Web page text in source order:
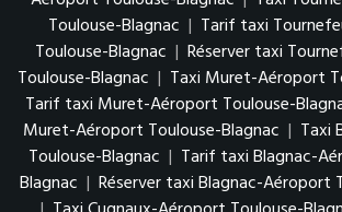
Toulouse-Blagnac | Tarif taxi
Toulouse-Blagnac | Réserver taxi
Toulouse-Blagnac | Taxi Muret-Aéroport
Tarif taxi Muret-Aéroport Toulouse-
Muret-Aéroport Toulouse-Blagnac | Taxi
Toulouse-Blagnac | Tarif taxi Blagnac-
Blagnac | Réserver taxi Blagnac-Aéroport